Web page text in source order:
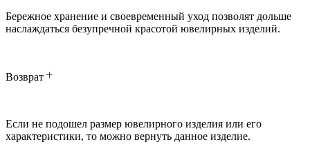
Бережное хранение и своевременный уход позволят дольше
наслаждаться безупречной красотой ювелирных изделий.
Возврат
Если не подошел размер ювелирного изделия или его
характеристики, то можно вернуть данное изделие.